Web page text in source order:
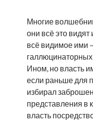
Многие
они всё это
всё видимое ими
Ином, но власть
если раньше для
избирал
представления в
власть